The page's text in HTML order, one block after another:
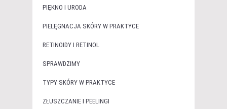
PIĘKNO I URODA
PIELĘGNACJA SKÓRY W PRAKTYCE
RETINOIDY I RETINOL
SPRAWDZIMY
TYPY SKÓRY W PRAKTYCE
ZŁUSZCZANIE I PEELINGI